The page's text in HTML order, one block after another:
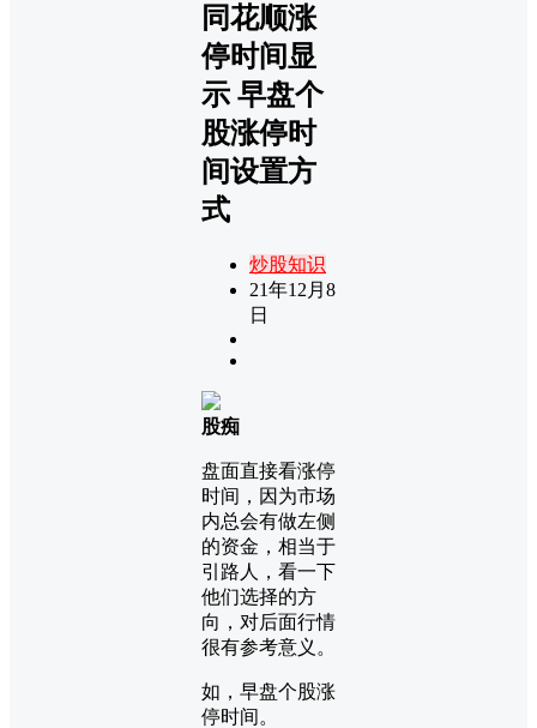
同花顺涨
停时间显
示 早盘个
股涨停时
间设置方
式
炒股知识
21年12月8
日
股痴
盘面直接看涨停
时间，因为市场
内总会有做左侧
的资金，相当于
引路人，看一下
他们选择的方
向，对后面行情
很有参考意义。
如，早盘个股涨
停时间。